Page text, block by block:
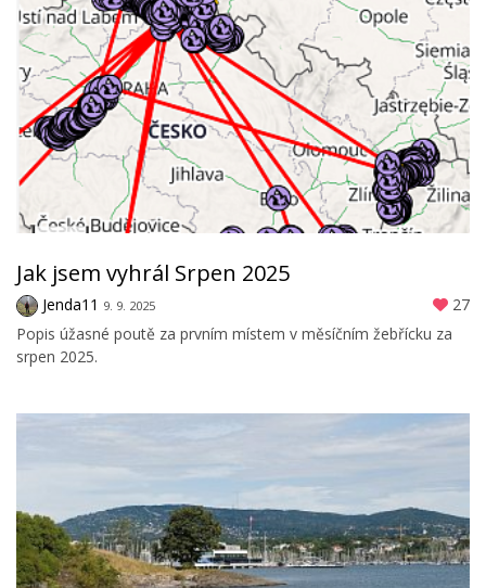
Jak jsem vyhrál Srpen 2025
Jenda11 9. 9. 2025
27
Popis úžasné poutě za prvním místem v měsíčním žebřícku za
srpen 2025.